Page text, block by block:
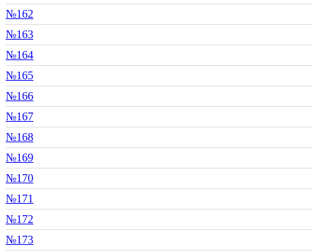
№162
№163
№164
№165
№166
№167
№168
№169
№170
№171
№172
№173